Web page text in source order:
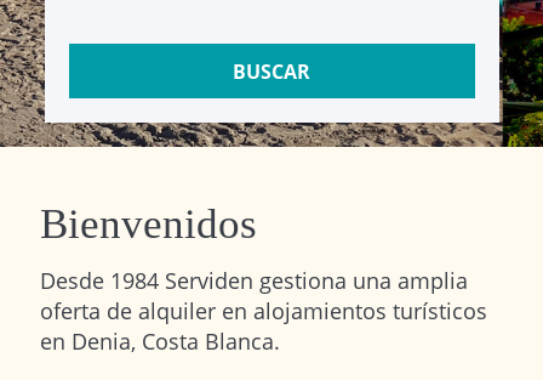
BUSCAR
Bienvenidos
Desde 1984 Serviden gestiona una amplia
oferta de alquiler en alojamientos turísticos
en Denia, Costa Blanca.